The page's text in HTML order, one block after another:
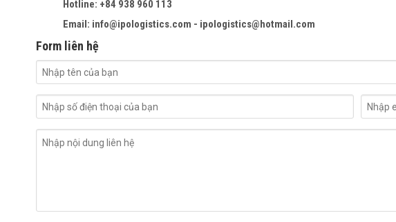
Hotline: +84 938 960 113
Email: info@ipologistics.com - ipologistics@hotmail.com
Form liên hệ